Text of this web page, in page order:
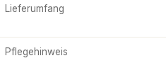
Lieferumfang
Pflegehinweis